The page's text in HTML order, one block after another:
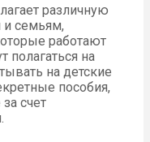
различную
семьям,
работают
полагаться на
на детские
пособия,
счет